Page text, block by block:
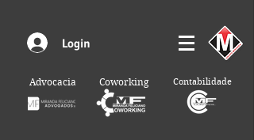
Login
Advocacia Coworking Contabilidade